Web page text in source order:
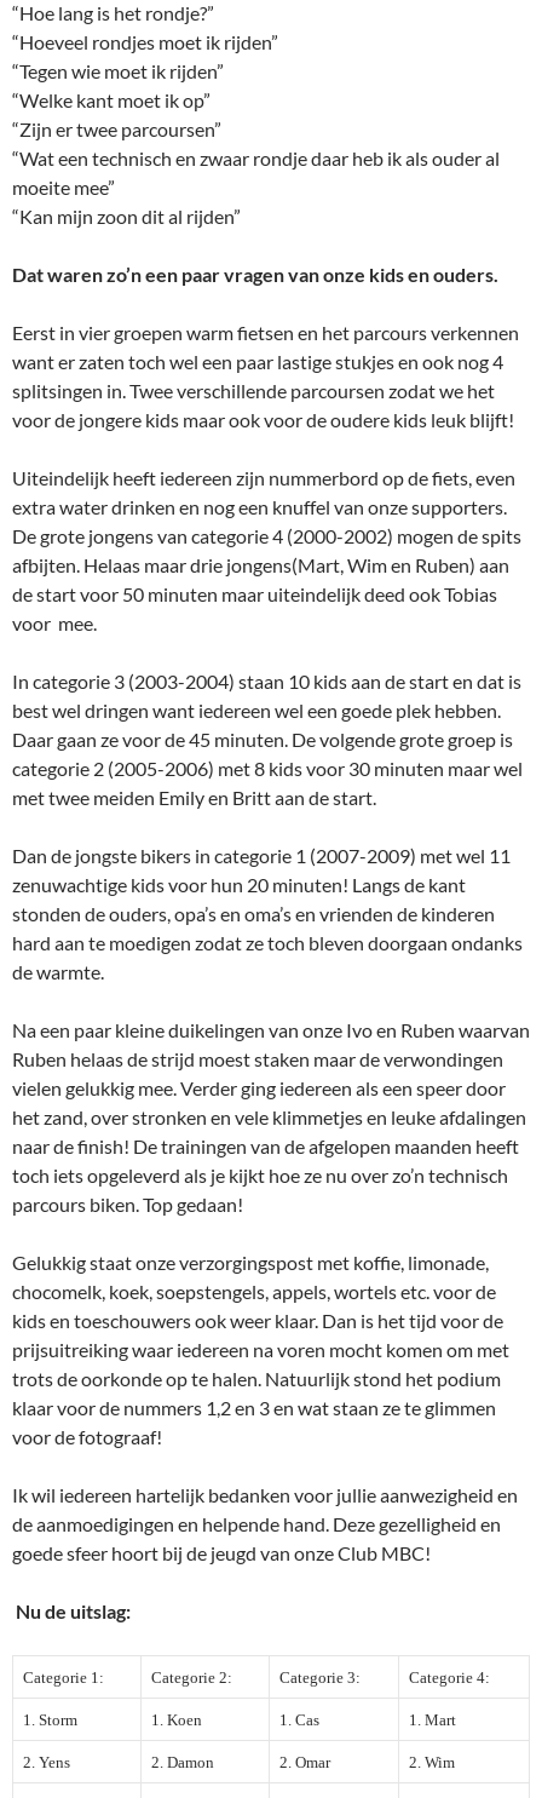
“Hoe lang is het rondje?”
“Hoeveel rondjes moet ik rijden”
“Tegen wie moet ik rijden”
“Welke kant moet ik op”
“Zijn er twee parcoursen”
“Wat een technisch en zwaar rondje daar heb ik als ouder al
moeite mee”
“Kan mijn zoon dit al rijden”
Dat waren zo’n een paar vragen van onze kids en ouders.
Eerst in vier groepen warm fietsen en het parcours verkennen
want er zaten toch wel een paar lastige stukjes en ook nog 4
splitsingen in. Twee verschillende parcoursen zodat we het
voor de jongere kids maar ook voor de oudere kids leuk blijft!
Uiteindelijk heeft iedereen zijn nummerbord op de fiets, even
extra water drinken en nog een knuffel van onze supporters.
De grote jongens van categorie 4 (2000-2002) mogen de spits
afbijten. Helaas maar drie jongens(Mart, Wim en Ruben) aan
de start voor 50 minuten maar uiteindelijk deed ook Tobias
voor mee.
In categorie 3 (2003-2004) staan 10 kids aan de start en dat is
best wel dringen want iedereen wel een goede plek hebben.
Daar gaan ze voor de 45 minuten. De volgende grote groep is
categorie 2 (2005-2006) met 8 kids voor 30 minuten maar wel
met twee meiden Emily en Britt aan de start.
Dan de jongste bikers in categorie 1 (2007-2009) met wel 11
zenuwachtige kids voor hun 20 minuten! Langs de kant
stonden de ouders, opa’s en oma’s en vrienden de kinderen
hard aan te moedigen zodat ze toch bleven doorgaan ondanks
de warmte.
Na een paar kleine duikelingen van onze Ivo en Ruben waarvan
Ruben helaas de strijd moest staken maar de verwondingen
vielen gelukkig mee. Verder ging iedereen als een speer door
het zand, over stronken en vele klimmetjes en leuke afdalingen
naar de finish! De trainingen van de afgelopen maanden heeft
toch iets opgeleverd als je kijkt hoe ze nu over zo’n technisch
parcours biken. Top gedaan!
Gelukkig staat onze verzorgingspost met koffie, limonade,
chocomelk, koek, soepstengels, appels, wortels etc. voor de
kids en toeschouwers ook weer klaar. Dan is het tijd voor de
prijsuitreiking waar iedereen na voren mocht komen om met
trots de oorkonde op te halen. Natuurlijk stond het podium
klaar voor de nummers 1,2 en 3 en wat staan ze te glimmen
voor de fotograaf!
Ik wil iedereen hartelijk bedanken voor jullie aanwezigheid en
de aanmoedigingen en helpende hand. Deze gezelligheid en
goede sfeer hoort bij de jeugd van onze Club MBC!
Nu de uitslag:
Categorie 1: Categorie 2: Categorie 3: Categorie 4:
1. Storm 1. Koen 1. Cas 1. Mart
2. Yens 2. Damon 2. Omar 2. Wim